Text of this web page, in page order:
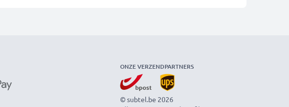
ONZE VERZENDPARTNERS
© subtel.be 2026